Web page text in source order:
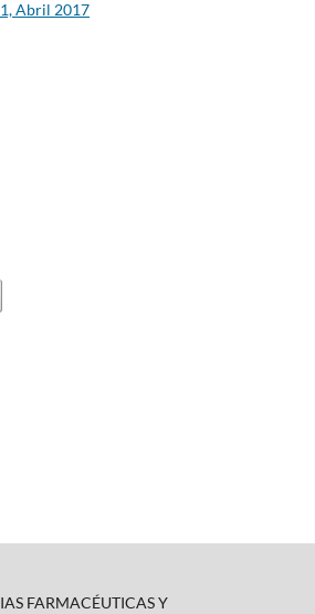
Abril 2017
FARMACÉUTICAS Y